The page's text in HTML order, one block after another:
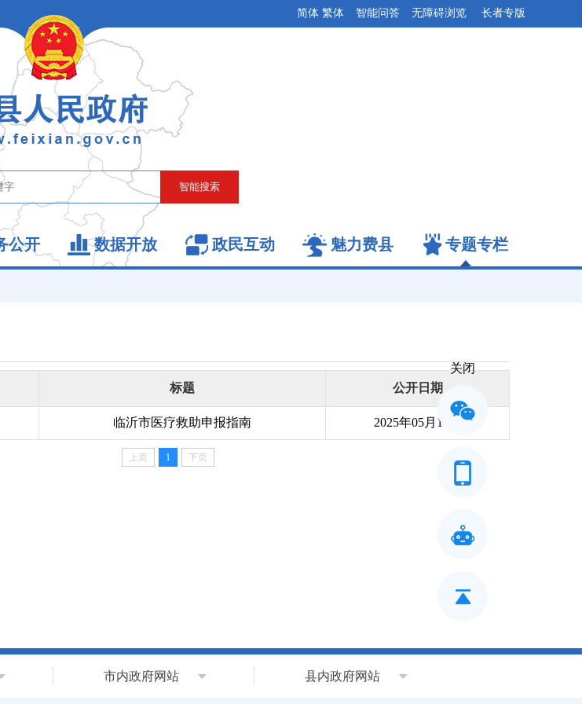
智能问答 无障碍浏览 长者专版
简体 繁体
公开 数据开放 政民互动 魅力费县 专题专栏
标题 公开日期
临沂市医疗救助申报指南 2025年05月15日
上页 1 下页
市内政府网站 县内政府网站
关闭